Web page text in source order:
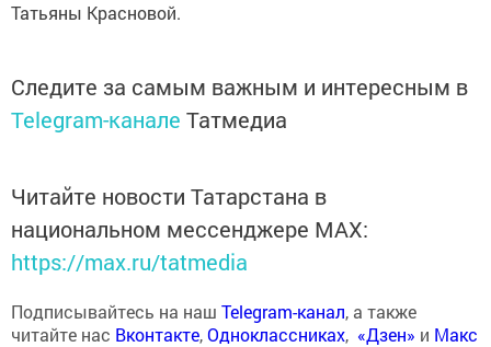
Татьяны Красновой.
Следите за самым важным и интересным в
Telegram-канале Татмедиа
Читайте новости Татарстана в
национальном мессенджере MАХ:
https://max.ru/tatmedia
Подписывайтесь на наш Telegram-канал, а также
читайте нас Вконтакте,Одноклассниках, «Дзен» и Макс